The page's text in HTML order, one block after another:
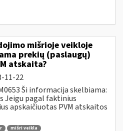
mišrioje veikloje
prekių (paslaugų)
atskaita?
11-22
Ši informacija skelbiama:
Jeigu pagal faktinius
apskaičiuotas PVM atskaitos
mišri veikla